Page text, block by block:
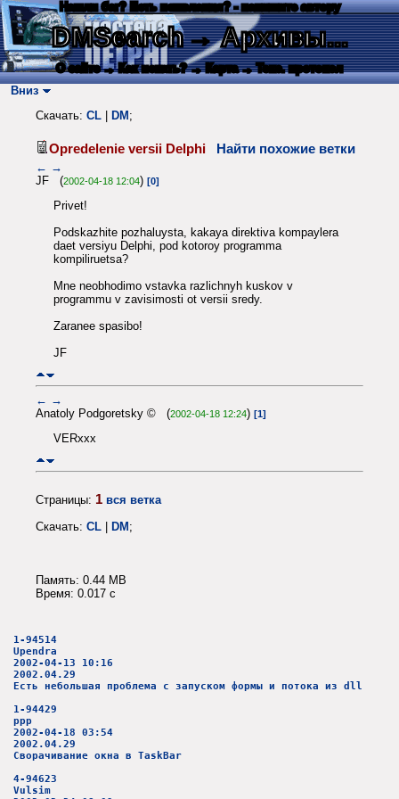
Нашли баг? Есть пожелания? - напишите автору
DMSearch→ Архивы...
О сайте → Как искать? → Карта → Текс. протокол
Вниз
Скачать: CL DM ;
Opredelenie versii Delphi Найти похожие ветки
← →
JF (2002-04-18 12:04) [0]
Privet!
Podskazhite pozhaluysta, kakaya direktiva kompaylera
daet versiyu Delphi, pod kotoroy programma
kompiliruetsa?
Mne neobhodimo vstavka razlichnyh kuskov v
programmu v zavisimosti ot versii sredy.
Zaranee spasibo!
JF
← →
Anatoly Podgoretsky © (2002-04-18 12:24) [1]
VERxxx
Страницы: 1 вся ветка
Скачать: CL DM ;
Память: 0.44 MB
Время: 0.017 c
1-94514
Upendra
2002-04-13 10:16
2002.04.29
Есть небольшая проблема с запуском формы и потока из dll
1-94429
ppp
2002-04-18 03:54
2002.04.29
Сворачивание окна в TaskBar
4-94623
Vulsim